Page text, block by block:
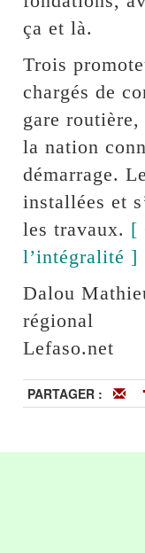
ça et là.
Trois
chargés de
gare
la nation
démarrage.
installées et
les travaux. [
l’intégralité ]
Dalou
régional
Lefaso.net
PARTAGER :